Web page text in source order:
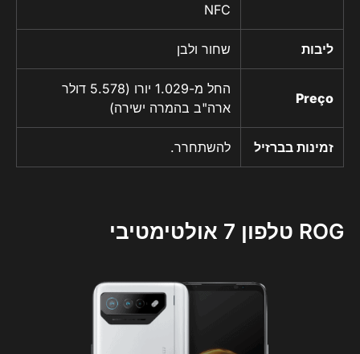
NFC
ליבות שחור ולבן
Preço
החל מ-1.029 יורו (5.578 דולר
ארה"ב בהמרה ישירה)
זמינות בברזיל להשתחרר.
ROG טלפון 7 אולטימטיבי